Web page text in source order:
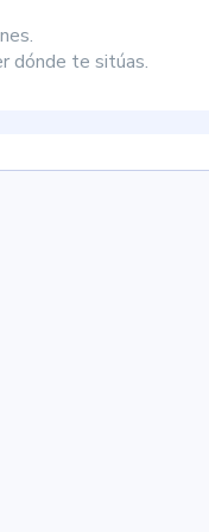
dónde te sitúas.